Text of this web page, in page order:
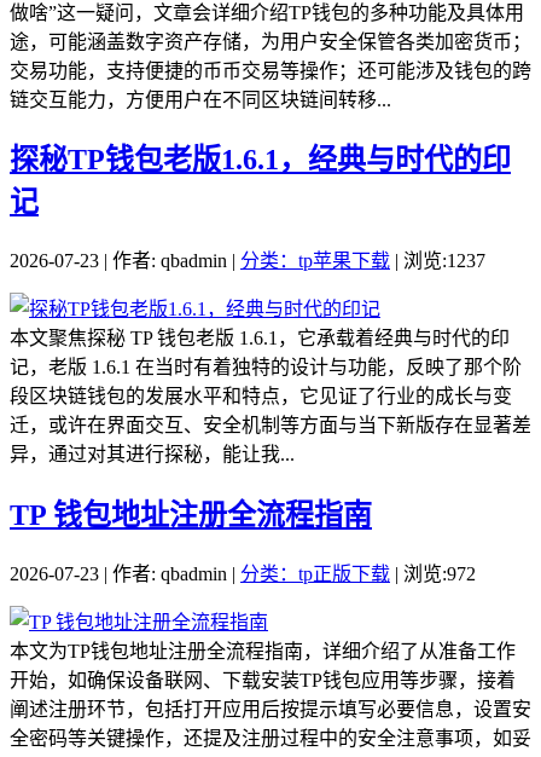
做啥”这一疑问，文章会详细介绍TP钱包的多种功能及具体用
途，可能涵盖数字资产存储，为用户安全保管各类加密货币；
交易功能，支持便捷的币币交易等操作；还可能涉及钱包的跨
链交互能力，方便用户在不同区块链间转移...
探秘TP钱包老版1.6.1，经典与时代的印
记
2026-07-23 | 作者: qbadmin | 分类：tp苹果下载 | 浏览:1237
本文聚焦探秘 TP 钱包老版 1.6.1，它承载着经典与时代的印
记，老版 1.6.1 在当时有着独特的设计与功能，反映了那个阶
段区块链钱包的发展水平和特点，它见证了行业的成长与变
迁，或许在界面交互、安全机制等方面与当下新版存在显著差
异，通过对其进行探秘，能让我...
TP 钱包地址注册全流程指南
2026-07-23 | 作者: qbadmin | 分类：tp正版下载 | 浏览:972
本文为TP钱包地址注册全流程指南，详细介绍了从准备工作
开始，如确保设备联网、下载安装TP钱包应用等步骤，接着
阐述注册环节，包括打开应用后按提示填写必要信息，设置安
全密码等关键操作，还提及注册过程中的安全注意事项，如妥